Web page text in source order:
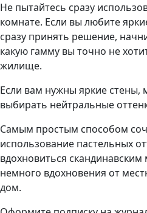
Не пытайтесь сразу
комнате. Если вы любите
сразу принять решение,
какую гамму вы точно не
жилище.
Если вам нужны яркие стены,
выбирать нейтральные
Самым простым способом
использование пастельных
вдохновиться
немного вдохновения от
дом.